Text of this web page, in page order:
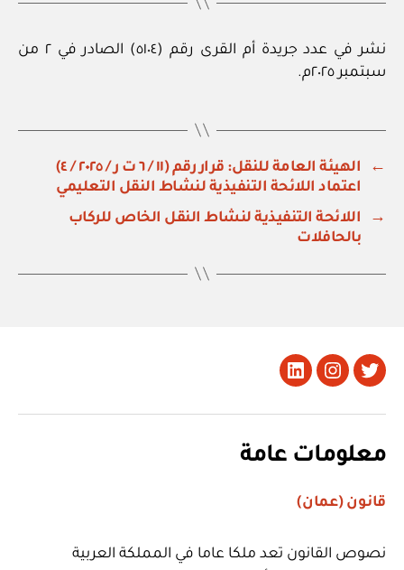
نشر في عدد جريدة أم القرى رقم (٥١٠٤) الصادر في ٢ من
سبتمبر ٢٠٢٥م.
←
الهيئة العامة للنقل: قرار رقم (١١ / ٦ ت ر / ٢٠٢٥ / ٤)
اعتماد اللائحة التنفيذية لنشاط النقل التعليمي
→
اللائحة التنفيذية لنشاط النقل الخاص للركاب
بالحافلات
تويتر Instagram
LinkedIn
معلومات عامة
قانون (عمان)
نصوص القانون تعد ملكا عاما في المملكة العربية